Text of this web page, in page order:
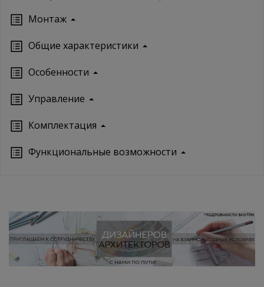
Монтаж
Oбщие характеристики
Особенности
Управление
Кoмплектация
Функциональные возможности